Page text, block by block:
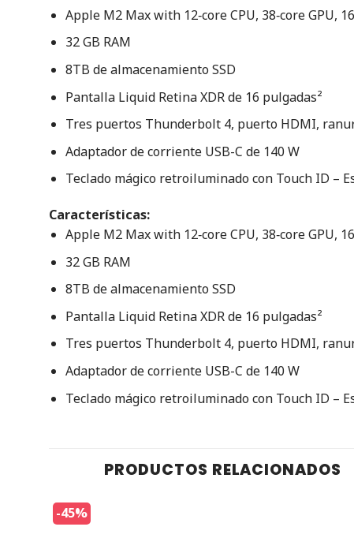
Apple M2 Max with 12‑core CPU, 38‑core GPU,
32 GB RAM
8TB de almacenamiento SSD
Pantalla Liquid Retina XDR de 16 pulgadas²
Tres puertos Thunderbolt 4, puerto HDMI,
Adaptador de corriente USB-C de 140 W
Teclado mágico retroiluminado con Touch ID –
Características:
Apple M2 Max with 12‑core CPU, 38‑core GPU,
32 GB RAM
8TB de almacenamiento SSD
Pantalla Liquid Retina XDR de 16 pulgadas²
Tres puertos Thunderbolt 4, puerto HDMI,
Adaptador de corriente USB-C de 140 W
Teclado mágico retroiluminado con Touch ID –
PRODUCTOS RELACIONADOS
-45%